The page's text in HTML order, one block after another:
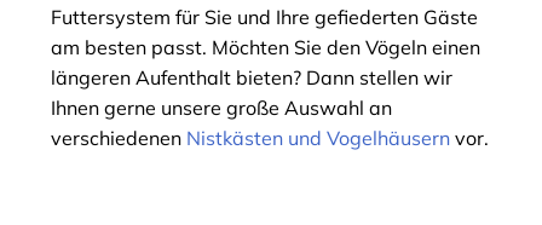
Futtersystem für Sie und Ihre gefiederten Gäste
am besten passt. Möchten Sie den Vögeln einen
längeren Aufenthalt bieten? Dann stellen wir
Ihnen gerne unsere große Auswahl an
verschiedenen Nistkästen und Vogelhäusern vor.